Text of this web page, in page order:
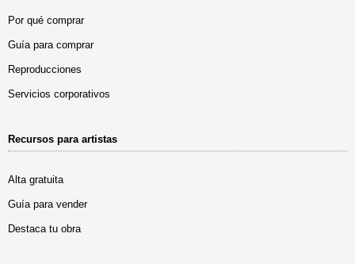
Por qué comprar
Guía para comprar
Reproducciones
Servicios corporativos
Recursos para artistas
Alta gratuita
Guía para vender
Destaca tu obra